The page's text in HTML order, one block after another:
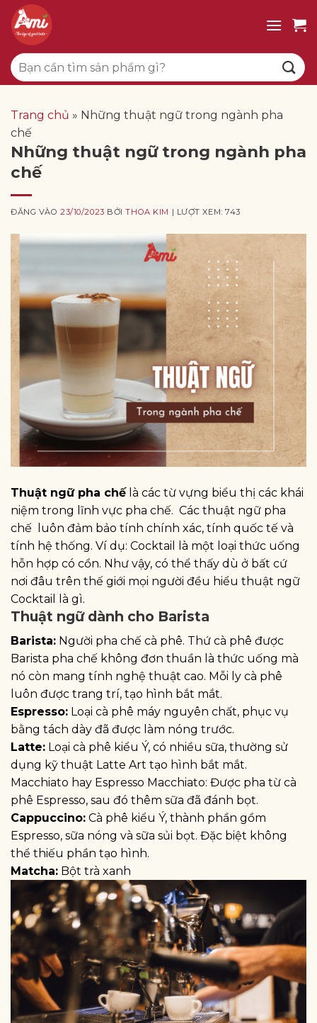
qua
dung
Tìm
kiếm:
Trang chủ » Những thuật ngữ trong ngành pha
chế
Những thuật ngữ trong ngành pha
chế
ĐĂNG VÀO23/10/2023 BỞITHOA KIM | LƯỢT XEM: 743
Thuật ngữ pha chế là các từ vựng biểu thị các khái
niệm trong lĩnh vực pha chế. Các thuật ngữ pha
chế luôn đảm bảo tính chính xác, tính quốc tế và
tính hệ thống. Ví dụ: Cocktail là một loại thức uống
hỗn hợp có cồn. Như vậy, có thể thấy dù ở bất cứ
nơi đâu trên thế giới mọi người đều hiểu thuật ngữ
Cocktail là gì.
Thuật ngữ dành cho Barista
Barista: Người pha chế cà phê. Thứ cà phê được
Barista pha chế không đơn thuần là thức uống mà
nó còn mang tính nghệ thuật cao. Mỗi ly cà phê
luôn được trang trí, tạo hình bắt mắt.
Espresso: Loại cà phê máy nguyên chất, phục vụ
bằng tách dày đã được làm nóng trước.
Latte: Loại cà phê kiểu Ý, có nhiều sữa, thường sử
dụng kỹ thuật Latte Art tạo hình bắt mắt.
Macchiato hay Espresso Macchiato: Được pha từ cà
phê Espresso, sau đó thêm sữa đã đánh bọt.
Cappuccino: Cà phê kiểu Ý, thành phần gồm
Espresso, sữa nóng và sữa sủi bọt. Đặc biệt không
thể thiếu phần tạo hình.
Matcha: Bột trà xanh